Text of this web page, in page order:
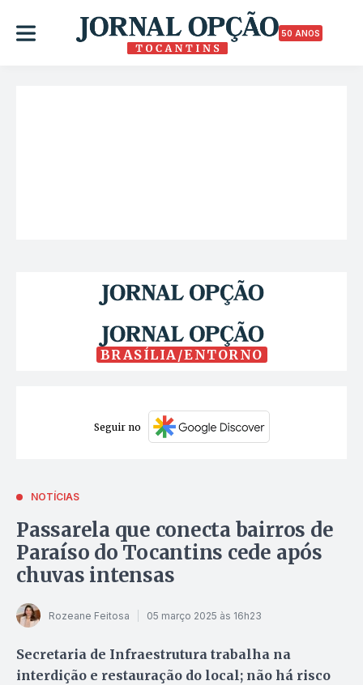
50 ANOS
BRASÍLIA/ENTORNO
Seguir no
NOTÍCIAS
Passarela que conecta bairros de
Paraíso do Tocantins cede após
chuvas intensas
Rozeane Feitosa 05 março 2025 às 16h23
Secretaria de Infraestrutura trabalha na
interdição e restauração do local; não há risco